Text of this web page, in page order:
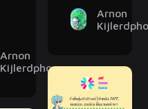
Arnon
Kijlerdphon
Arnon